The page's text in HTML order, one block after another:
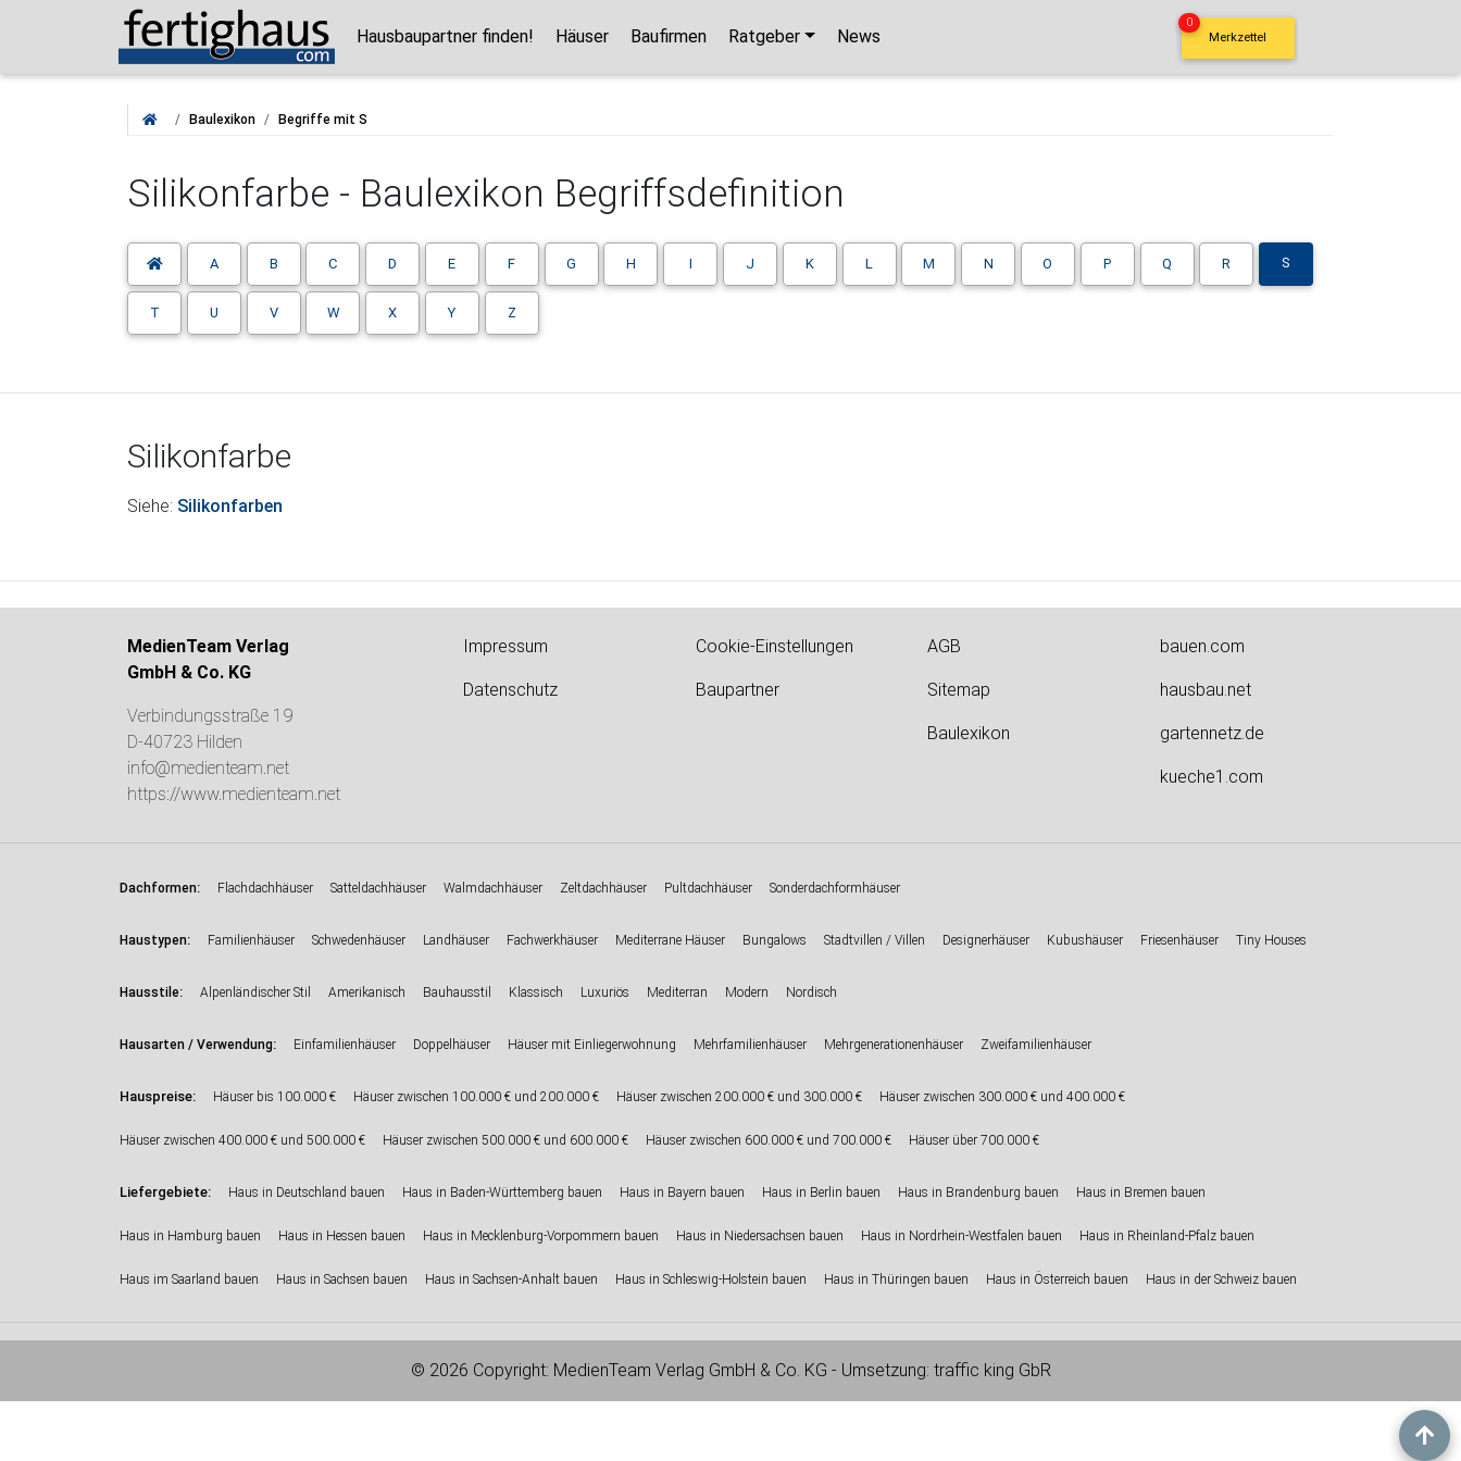
Hausbaupartner finden! Häuser Baufirmen Ratgeber News
Baulexikon Begriffe mit S
Silikonfarbe - Baulexikon Begriffsdefinition
A B C D E F G H I J K L M N O P Q R S
T U V W X Y Z
Silikonfarbe
Siehe: Silikonfarben
MedienTeam Verlag
GmbH & Co. KG
Verbindungsstraße 19
D-40723 Hilden
info@medienteam.net
https://www.medienteam.net
Impressum
Datenschutz
Cookie-Einstellungen
Baupartner
AGB
Sitemap
Baulexikon
bauen.com
hausbau.net
gartennetz.de
kueche1.com
Dachformen: Flachdachhäuser Satteldachhäuser Walmdachhäuser Zeltdachhäuser Pultdachhäuser Sonderdachformhäuser
Haustypen: Familienhäuser Schwedenhäuser Landhäuser Fachwerkhäuser Mediterrane Häuser Bungalows Stadtvillen / Villen Designerhäuser Kubushäuser Friesenhäuser Tiny Houses
Hausstile: Alpenländischer Stil Amerikanisch Bauhausstil Klassisch Luxuriös Mediterran Modern Nordisch
Hausarten / Verwendung: Einfamilienhäuser Doppelhäuser Häuser mit Einliegerwohnung Mehrfamilienhäuser Mehrgenerationenhäuser Zweifamilienhäuser
Hauspreise: Häuser bis 100.000 € Häuser zwischen 100.000 € und 200.000 € Häuser zwischen 200.000 € und 300.000 € Häuser zwischen 300.000 € und 400.000 €
Häuser zwischen 400.000 € und 500.000 € Häuser zwischen 500.000 € und 600.000 € Häuser zwischen 600.000 € und 700.000 € Häuser über 700.000 €
Liefergebiete: Haus in Deutschland bauen Haus in Baden-Württemberg bauen Haus in Bayern bauen Haus in Berlin bauen Haus in Brandenburg bauen Haus in Bremen bauen
Haus in Hamburg bauen Haus in Hessen bauen Haus in Mecklenburg-Vorpommern bauen Haus in Niedersachsen bauen Haus in Nordrhein-Westfalen bauen Haus in Rheinland-Pfalz bauen
Haus im Saarland bauen Haus in Sachsen bauen Haus in Sachsen-Anhalt bauen Haus in Schleswig-Holstein bauen Haus in Thüringen bauen Haus in Österreich bauen Haus in der Schweiz bauen
© 2026 Copyright: MedienTeam Verlag GmbH & Co. KG - Umsetzung: traffic king GbR
Merkzettel
0